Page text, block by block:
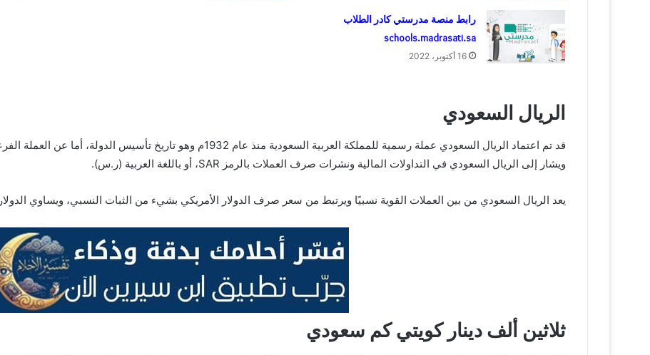
رابط منصة مدرستي كادر الطلاب
schools.madrasati.sa
16 أكتوبر، 2022
الريال السعودي
ويشار إلى الريال السعودي في التداولات المالية ونشرات صرف العملات بالرمز SAR، أو باللغة العربية (ر.س).
يعد الريال السعودي من بين العملات القوية نسبيًا ويرتبط من سعر صرف الدولار الأمريكي بشيء من الثبات النسبي، ويساوي الدولار نحو 3.75 ريال
ثلاثين ألف دينار كويتي كم سعودي